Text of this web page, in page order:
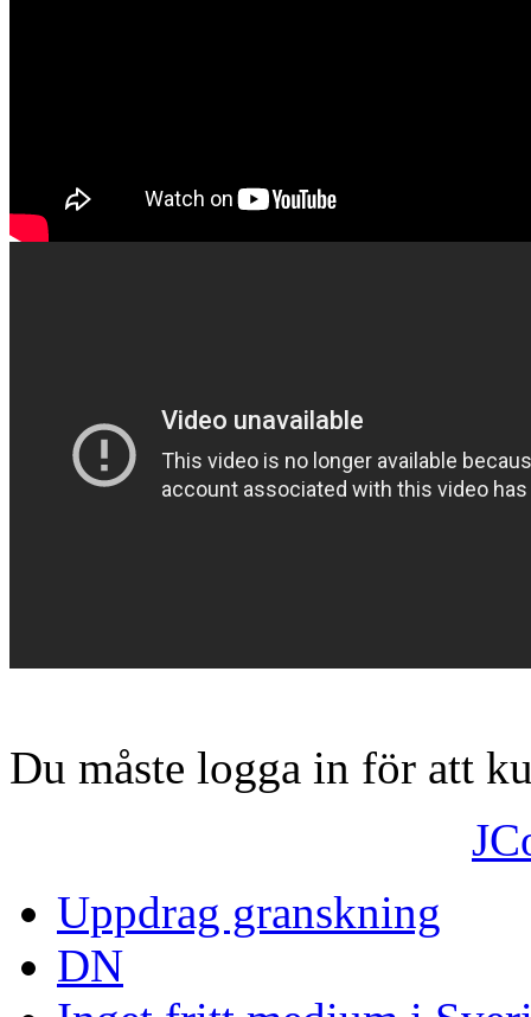
Du måste logga in för att
Uppdrag granskning
DN